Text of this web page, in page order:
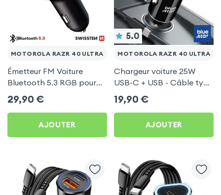
MOTOROLA RAZR 40 ULTRA
Émetteur FM Voiture
Bluetooth 5.3 RGB pour
Motorola Razr 40 Ultra
29,90 €
AJOUTER
5.0
MOTOROLA RAZR 40 ULTRA
Chargeur voiture 25W
USB-C + USB - Câble type
C 60W Blue Star pour
Motorola Razr 40 Ultra
19,90 €
AJOUTER